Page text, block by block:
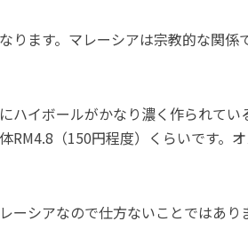
ります。マレーシアは宗教的な関
ハイボールがかなり濃く作られて
RM4.8（150円程度）くらいです。
ーシアなので仕方ないことではあり